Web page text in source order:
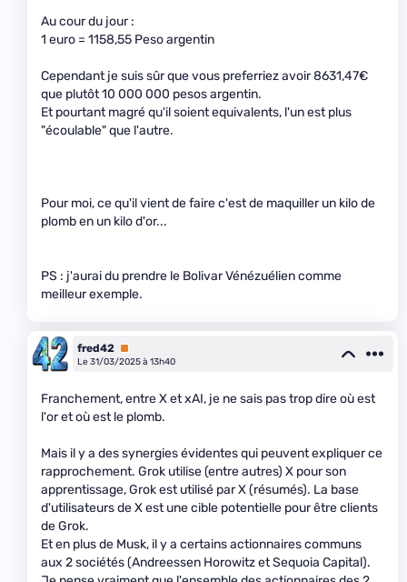
Au cour du jour :
1 euro = 1158,55 Peso argentin
Cependant je suis sûr que vous preferriez avoir 8631,47€
que plutôt 10 000 000 pesos argentin.
Et pourtant magré qu'il soient equivalents, l'un est plus
"écoulable" que l'autre.
Pour moi, ce qu'il vient de faire c'est de maquiller un kilo de
plomb en un kilo d'or...
PS : j'aurai du prendre le Bolivar Vénézuélien comme
meilleur exemple.
fred42 Premium
Le 31/03/2025 à 13h40
Franchement, entre X et xAI, je ne sais pas trop dire où est
l'or et où est le plomb.
Mais il y a des synergies évidentes qui peuvent expliquer ce
rapprochement. Grok utilise (entre autres) X pour son
apprentissage, Grok est utilisé par X (résumés). La base
d'utilisateurs de X est une cible potentielle pour être clients
de Grok.
Et en plus de Musk, il y a certains actionnaires communs
aux 2 sociétés (Andreessen Horowitz et Sequoia Capital).